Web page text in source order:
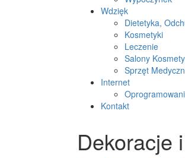
Wdzięk
Dietetyka,
Kosmetyki
Leczenie
Salony
Sprzęt
Internet
Kontakt
Dekoracje